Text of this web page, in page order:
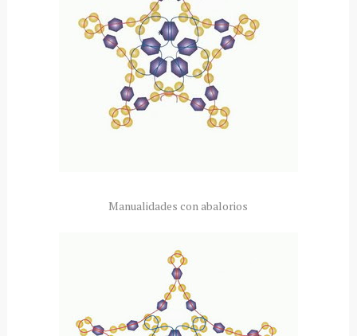
Manualidades con abalorios